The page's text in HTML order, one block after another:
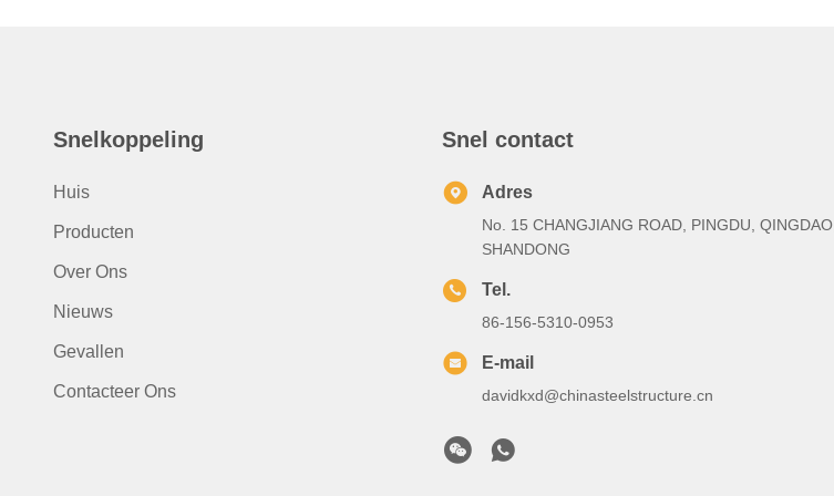
Snelkoppeling
Huis
Producten
Over Ons
Nieuws
Gevallen
Contacteer Ons
Snel contact
Adres
No. 15 CHANGJIANG ROAD, PINGDU, QINGDAO,
SHANDONG
Tel.
86-156-5310-0953
E-mail
davidkxd@chinasteelstructure.cn